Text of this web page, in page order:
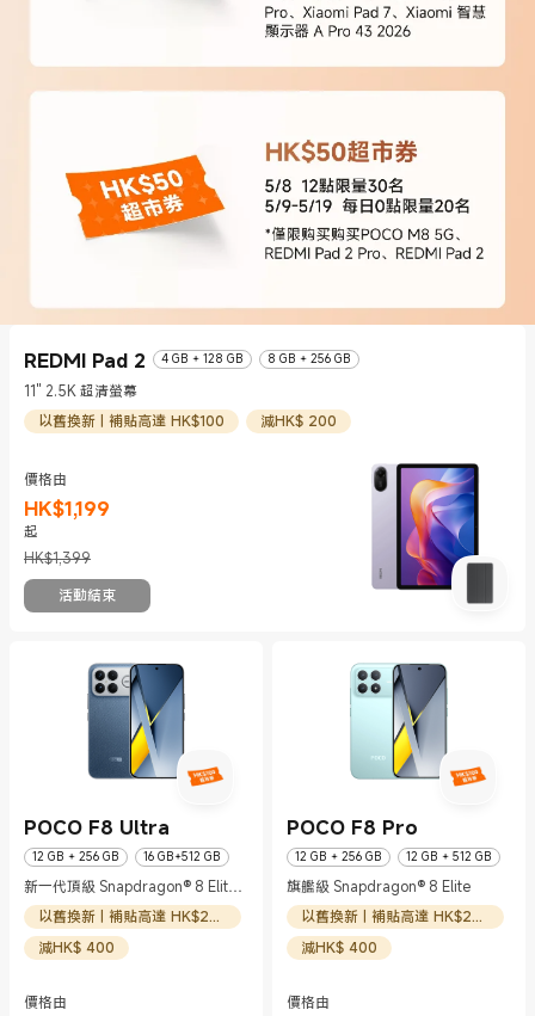
REDMI Pad 2 4 GB + 128 GB 8 GB + 256 GB
11" 2.5K 超清螢幕
以舊換新 | 補貼高達 HK$100
減HK$ 200
價格由
HK$1,199
現價 HK$1199
起
HK$1,399
市場價格 HK$1,399
活動結束
POCO F8 Ultra
12 GB + 256 GB 16 GB+512 GB
新一代頂級 Snapdragon® 8 Elite
Gen 5
以舊換新 | 補貼高達 HK$200
減HK$ 400
價格由
POCO F8 Pro
12 GB + 256 GB 12 GB + 512 GB
旗艦級 Snapdragon® 8 Elite
以舊換新 | 補貼高達 HK$200
減HK$ 400
價格由